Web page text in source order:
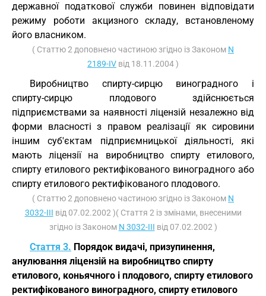
державної податкової служби повинен відповідати
режиму роботи акцизного складу, встановленому
його власником.
( Статтю 2 доповнено частиною згідно із Законом N
2189-IV від 18.11.2004 )
Виробництво спирту-сирцю виноградного і
спирту-сирцю плодового здійснюється
підприємствами за наявності ліцензій незалежно від
форми власності з правом реалізації як сировини
іншим суб'єктам підприємницької діяльності, які
мають ліцензії на виробництво спирту етилового,
спирту етилового ректифікованого виноградного або
спирту етилового ректифікованого плодового.
( Статтю 2 доповнено частиною згідно із Законом N
3032-III від 07.02.2002 )( Стаття 2 із змінами, внесеними
згідно із Законом N 3032-III від 07.02.2002 )
Стаття 3. Порядок видачі, призупинення,
анулювання ліцензій на виробництво спирту
етилового, коньячного і плодового, спирту етилового
ректифікованого виноградного, спирту етилового